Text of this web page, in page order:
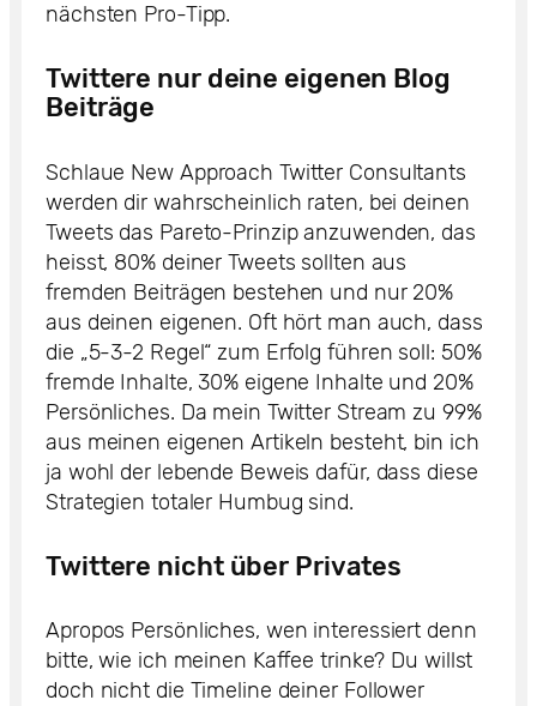
nächsten Pro-Tipp.
Twittere nur deine eigenen Blog
Beiträge
Schlaue New Approach Twitter Consultants
werden dir wahrscheinlich raten, bei deinen
Tweets das Pareto-Prinzip anzuwenden, das
heisst, 80% deiner Tweets sollten aus
fremden Beiträgen bestehen und nur 20%
aus deinen eigenen. Oft hört man auch, dass
die „5-3-2 Regel“ zum Erfolg führen soll: 50%
fremde Inhalte, 30% eigene Inhalte und 20%
Persönliches. Da mein Twitter Stream zu 99%
aus meinen eigenen Artikeln besteht, bin ich
ja wohl der lebende Beweis dafür, dass diese
Strategien totaler Humbug sind.
Twittere nicht über Privates
Apropos Persönliches, wen interessiert denn
bitte, wie ich meinen Kaffee trinke? Du willst
doch nicht die Timeline deiner Follower